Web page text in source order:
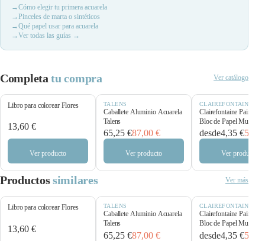
Cómo elegir tu primera acuarela
Pinceles de marta o sintéticos
Qué papel usar para acuarela
Ver todas las guías →
Completa tu compra Ver catálogo
Libro para colorear Flores
13,60 €
Ver producto
TALENS
Caballete Aluminio Acuarela
Talens
65,25 €87,00 €
Ver producto
CLAIREFONTAINE
Clairefontaine
Bloc de Papel
250 g/m²
desde4,35 €5,80
Ver producto
Productos similares Ver más
Libro para colorear Flores
13,60 €
TALENS
Caballete Aluminio Acuarela
Talens
65,25 €87,00 €
CLAIREFONTAINE
Clairefontaine
Bloc de Papel
250 g/m²
desde4,35 €5,80